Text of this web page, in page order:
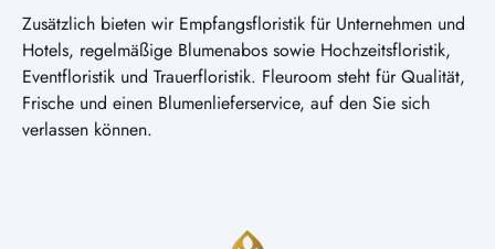
Zusätzlich bieten wir Empfangsfloristik für Unternehmen und
Hotels, regelmäßige Blumenabos sowie Hochzeitsfloristik,
Eventfloristik und Trauerfloristik. Fleuroom steht für Qualität,
Frische und einen Blumenlieferservice, auf den Sie sich
verlassen können.